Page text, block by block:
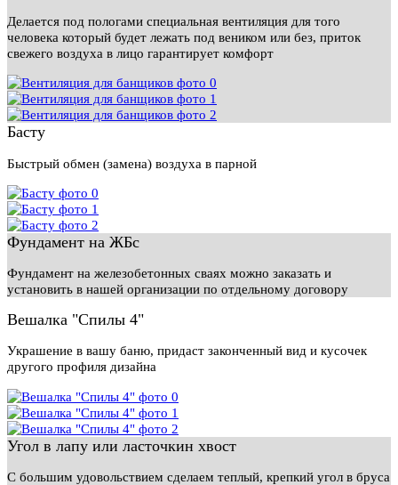
Делается под пологами специальная вентиляция для того
человека который будет лежать под веником или без, приток
свежего воздуха в лицо гарантирует комфорт
Басту
Быстрый обмен (замена) воздуха в парной
Фундамент на ЖБс
Фундамент на железобетонных сваях можно заказать и
установить в нашей организации по отдельному договору
Вешалка "Спилы 4"
Украшение в вашу баню, придаст законченный вид и кусочек
другого профиля дизайна
Угол в лапу или ласточкин хвост
С большим удовольствием сделаем теплый, крепкий угол в бруса